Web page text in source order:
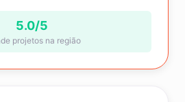
5.0/5
projetos na região